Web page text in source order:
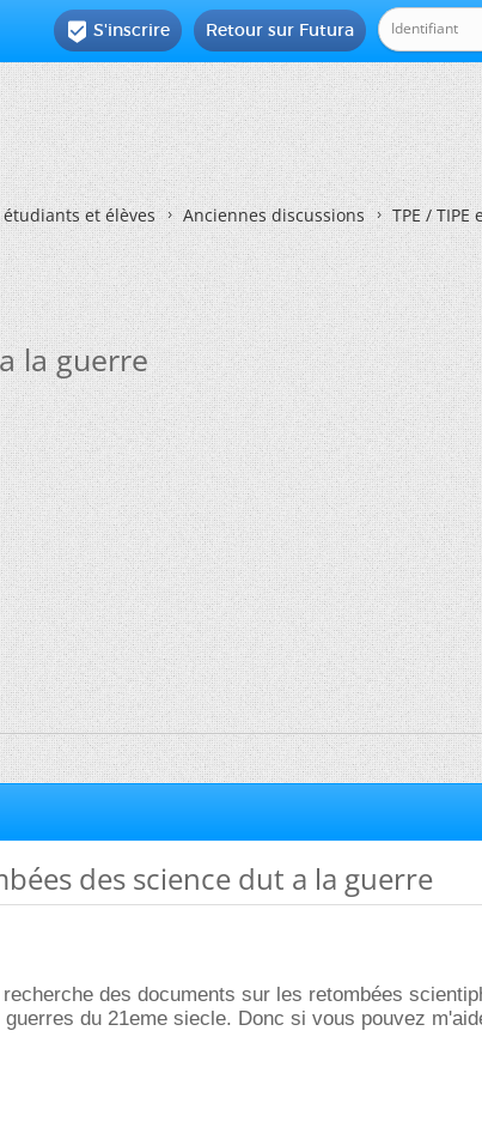
Retour sur Futura
 S'inscrire
et élèves Anciennes discussions
TPE /
la guerre
des science dut a la guerre
des documents sur les retombées
du 21eme siecle. Donc si vous pouvez